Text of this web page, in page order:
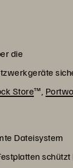
die
Store™,
Dateisystem
schützt